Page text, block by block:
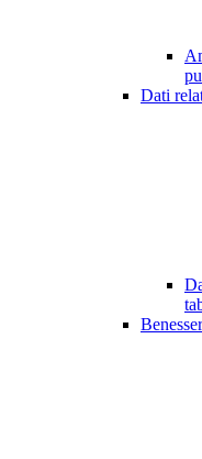
Dati